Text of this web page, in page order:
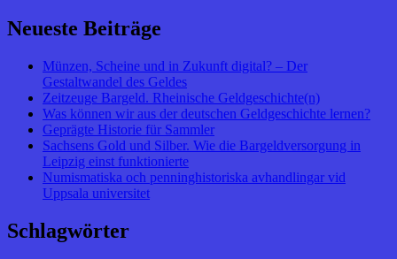
Neueste Beiträge
Münzen, Scheine und in Zukunft digital? – Der
Gestaltwandel des Geldes
Zeitzeuge Bargeld. Rheinische Geldgeschichte(n)
Was können wir aus der deutschen Geldgeschichte lernen?
Geprägte Historie für Sammler
Sachsens Gold und Silber. Wie die Bargeldversorgung in
Leipzig einst funktionierte
Numismatiska och penninghistoriska avhandlingar vid
Uppsala universitet
Schlagwörter